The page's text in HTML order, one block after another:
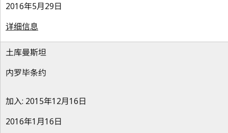
2016年5月29日
详细信息
土库曼斯坦
内罗毕条约
加入: 2015年12月16日
2016年1月16日